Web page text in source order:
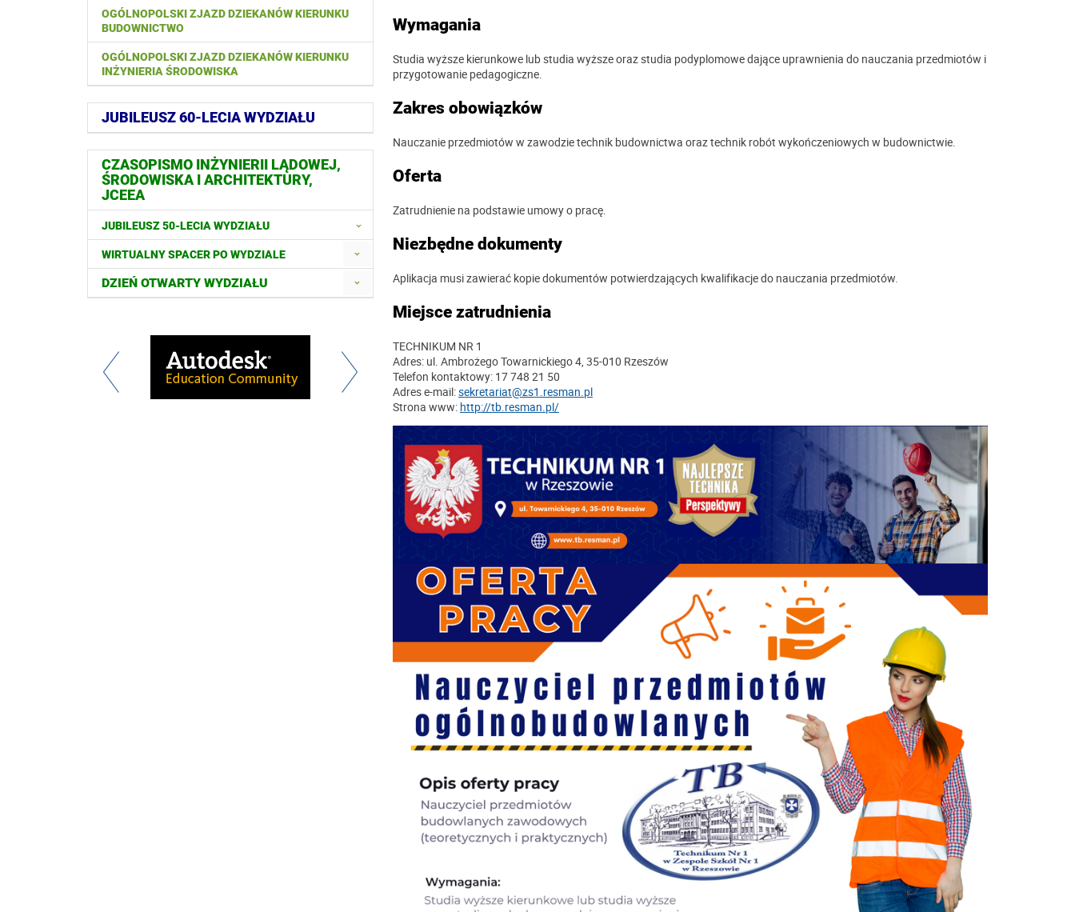
OGÓLNOPOLSKI ZJAZD DZIEKANÓW KIERUNKU
BUDOWNICTWO
OGÓLNOPOLSKI ZJAZD DZIEKANÓW KIERUNKU
INŻYNIERIA ŚRODOWISKA
JUBILEUSZ 60-LECIA WYDZIAŁU
CZASOPISMO INŻYNIERII LĄDOWEJ,
ŚRODOWISKA I ARCHITEKTURY,
JCEEA
JUBILEUSZ 50-LECIA WYDZIAŁU
WIRTUALNY SPACER PO WYDZIALE
DZIEŃ OTWARTY WYDZIAŁU
Wymagania
Studia wyższe kierunkowe lub studia wyższe oraz studia podyplomowe dające uprawnienia do nauczania przedmiotów i
przygotowanie pedagogiczne.
Zakres obowiązków
Nauczanie przedmiotów w zawodzie technik budownictwa oraz technik robót wykończeniowych w budownictwie.
Oferta
Zatrudnienie na podstawie umowy o pracę.
Niezbędne dokumenty
Aplikacja musi zawierać kopie dokumentów potwierdzających kwalifikacje do nauczania przedmiotów.
Miejsce zatrudnienia
TECHNIKUM NR 1
Adres: ul. Ambrożego Towarnickiego 4, 35-010 Rzeszów
Telefon kontaktowy: 17 748 21 50
Adres e-mail:sekretariat@zs1.resman.pl
Strona www: http://tb.resman.pl/